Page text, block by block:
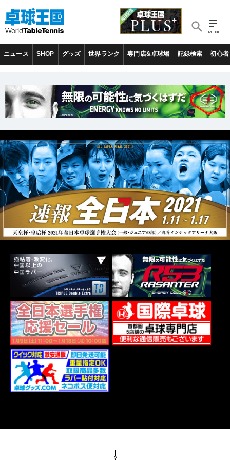
ニュース SHOP グッズ 世界ランク 専門店&卓球場 記録検索 初心者